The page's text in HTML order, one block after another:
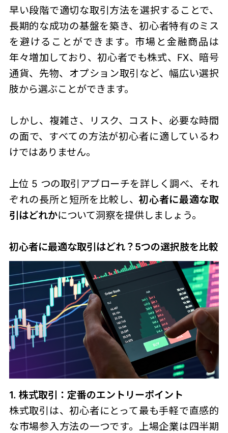
早い段階で適切な取引方法を選択することで、
長期的な成功の基盤を築き、初心者特有のミス
を避けることができます。市場と金融商品は
年々増加しており、初心者でも株式、FX、暗号
通貨、先物、オプション取引など、幅広い選択
肢から選ぶことができます。
しかし、複雑さ、リスク、コスト、必要な時間
の面で、すべての方法が初心者に適しているわ
けではありません。
上位 5 つの取引アプローチを詳しく調べ、それ
ぞれの長所と短所を比較し、初心者に最適な取
引はどれかについて洞察を提供しましょう。
初心者に最適な取引はどれ？5つの選択肢を比較
1. 株式取引：定番のエントリーポイント
株式取引は、初心者にとって最も手軽で直感的
な市場参入方法の一つです。上場企業は四半期